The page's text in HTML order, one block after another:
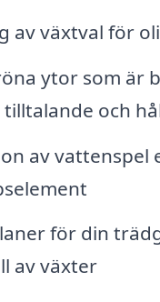
av växtval för
ytor som är
och
av vattenspel
för din
av växter